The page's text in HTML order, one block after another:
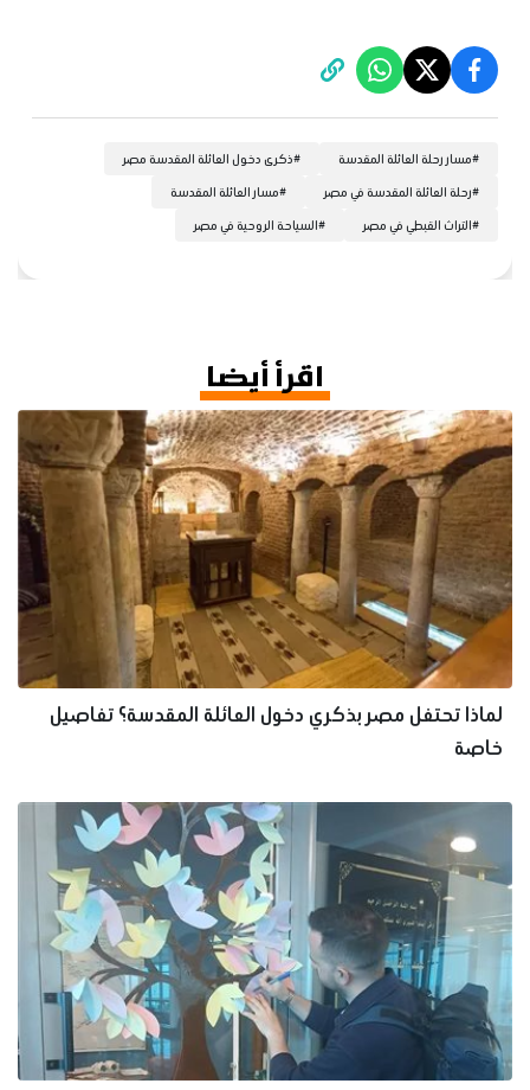
#مسار رحلة العائلة المقدسة #ذكرى دخول العائلة المقدسة مصر
#رحلة العائلة المقدسة في مصر #مسار العائلة المقدسة
#التراث القبطي في مصر #السياحة الروحية في مصر
اقرأ أيضا
لماذا تحتفل مصر بذكري دخول العائلة المقدسة؟ تفاصيل
خاصة